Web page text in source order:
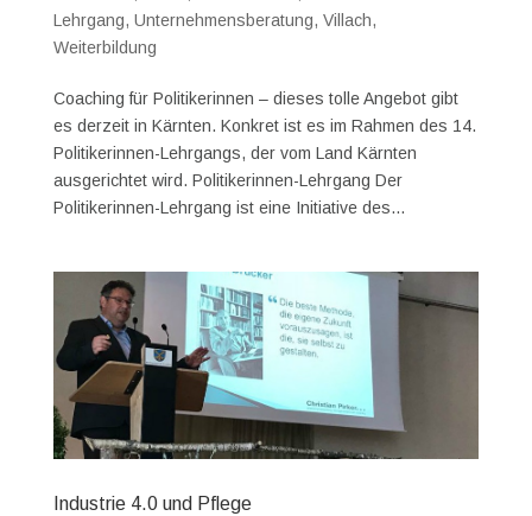
Lehrgang, Unternehmensberatung, Villach,
Weiterbildung
Coaching für Politikerinnen – dieses tolle Angebot gibt
es derzeit in Kärnten. Konkret ist es im Rahmen des 14.
Politikerinnen-Lehrgangs, der vom Land Kärnten
ausgerichtet wird. Politikerinnen-Lehrgang Der
Politikerinnen-Lehrgang ist eine Initiative des...
Industrie 4.0 und Pflege